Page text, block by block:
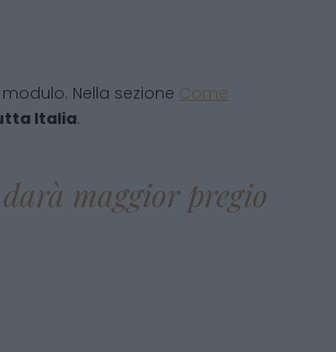
Nella sezione Come
Italia.
maggior pregio